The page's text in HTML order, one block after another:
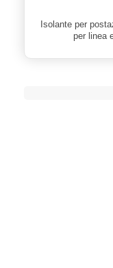
Isolante per
per linea